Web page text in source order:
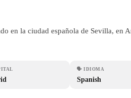
en la ciudad española de Sevilla, en
🗣 IDIOMA
Spanish